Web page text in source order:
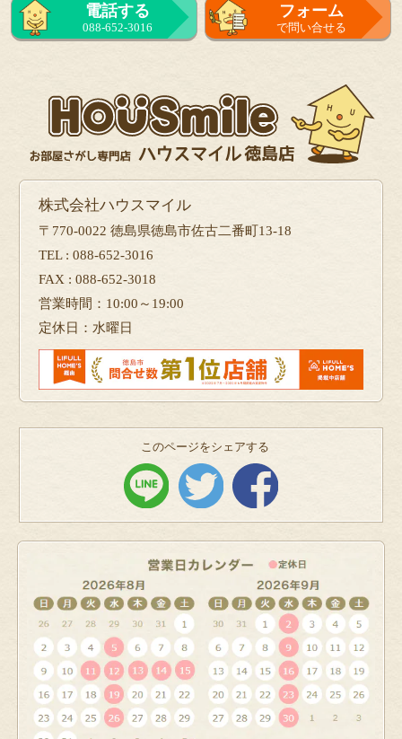
電話する
088-652-3016
フォーム
で問い合せる
株式会社ハウスマイル
〒770-0022 徳島県徳島市佐古二番町13-18
TEL : 088-652-3016
FAX : 088-652-3018
営業時間：10:00～19:00
定休日：水曜日
このページをシェアする